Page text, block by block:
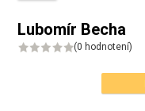
Lubomír Becha
(0 hodnotení)